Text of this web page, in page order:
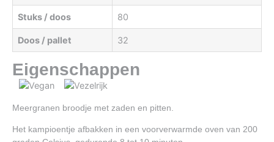
Stuks / doos 80
Doos / pallet 32
Eigenschappen
Meergranen broodje met zaden en pitten.
Het kampioentje afbakken in een voorverwarmde oven van 200